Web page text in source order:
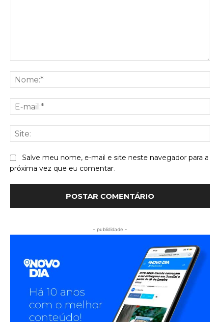
Salve meu nome, e-mail e site neste navegador para a
próxima vez que eu comentar.
- publididade -